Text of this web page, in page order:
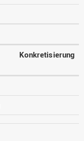
Konkretisierung